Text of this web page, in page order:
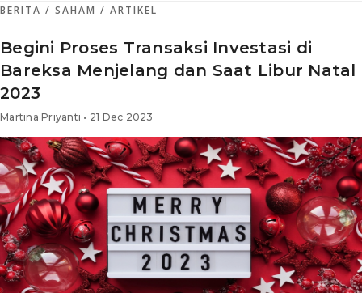
BERITA / SAHAM / ARTIKEL
Begini Proses Transaksi Investasi di
Bareksa Menjelang dan Saat Libur Natal
2023
Martina Priyanti • 21 Dec 2023